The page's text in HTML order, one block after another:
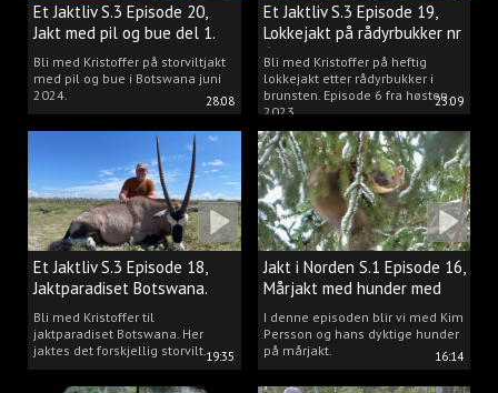
28:08
Et Jaktliv S.3 Episode 20,
Jakt med pil og bue del 1.
Bli med Kristoffer på storviltjakt
med pil og bue i Botswana juni
2024.
23:09
Et Jaktliv S.3 Episode 19,
Lokkejakt på rådyrbukker nr
6
Bli med Kristoffer på heftig
lokkejakt etter rådyrbukker i
brunsten. Episode 6 fra høsten
2023.
19:35
Et Jaktliv S.3 Episode 18,
Jaktparadiset Botswana.
Bli med Kristoffer til
jaktparadiset Botswana. Her
jaktes det forskjellig storvilt.
16:14
Jakt i Norden S.1 Episode 16,
Mårjakt med hunder med
Kim Persson
I denne episoden blir vi med Kim
Persson og hans dyktige hunder
på mårjakt.